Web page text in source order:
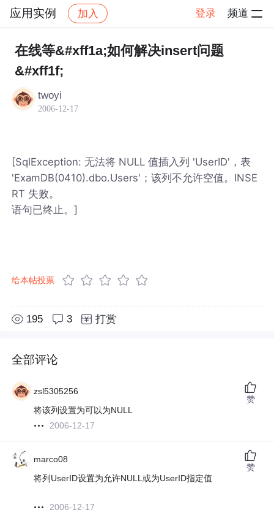
应用实例 加入 登录 频道
社区 应用实例 帖子详情
在线等&#xff1a;如何解决insert问题
&#xff1f;
twoyi
2006-12-17
[SqlException: 无法将 NULL 值插入列 'UserID'，表
'ExamDB(0410).dbo.Users'；该列不允许空值。INSE
RT 失败。
语句已终止。]
给本帖投票
195 3 打赏
全部评论
zsl5305256
将该列设置为可以为NULL
2006-12-17
赞
marco08
将列UserID设置为允许NULL或为UserID指定值
2006-12-17
赞